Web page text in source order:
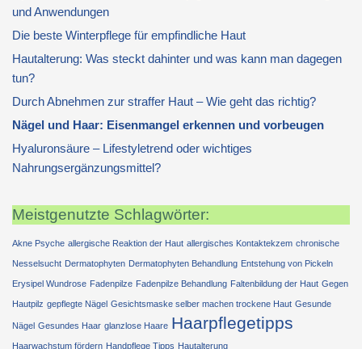
und Anwendungen
Die beste Winterpflege für empfindliche Haut
Hautalterung: Was steckt dahinter und was kann man dagegen
tun?
Durch Abnehmen zur straffer Haut – Wie geht das richtig?
Nägel und Haar: Eisenmangel erkennen und vorbeugen
Hyaluronsäure – Lifestyletrend oder wichtiges
Nahrungsergänzungsmittel?
Meistgenutzte Schlagwörter:
Akne Psyche allergische Reaktion der Haut allergisches Kontaktekzem chronische
Nesselsucht Dermatophyten Dermatophyten Behandlung Entstehung von Pickeln
Erysipel Wundrose Fadenpilze Fadenpilze Behandlung Faltenbildung der Haut Gegen
Hautpilz gepflegte Nägel Gesichtsmaske selber machen trockene Haut Gesunde
Nägel Gesundes Haar glanzlose Haare Haarpflegetipps
Haarwachstum fördern Handpflege Tipps Hautalterung